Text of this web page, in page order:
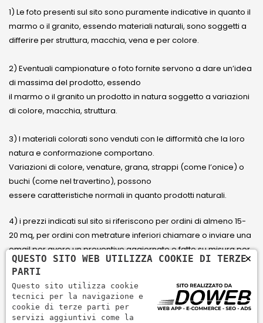
1) Le foto presenti sul sito sono puramente indicative in quanto il
marmo o il granito, essendo materiali naturali, sono soggetti a
differire per struttura, macchia, vena e per colore.
2) Eventuali campionature o foto fornite servono a dare un’idea
di massima del prodotto, essendo
il marmo o il granito un prodotto in natura soggetto a variazioni
di colore, macchia, struttura.
3) I materiali colorati sono venduti con le difformità che la loro
natura e conformazione comportano.
Variazioni di colore, venature, grana, strappi (come l’onice) o
buchi (come nel travertino), possono
essere caratteristiche normali in quanto prodotti naturali.
4) i prezzi indicati sul sito si riferiscono per ordini di almeno 15-
20 mq, per ordini con metrature inferiori chiamare o inviare una
email per avere un preventivo aggiornato e fatto su misura per
il cliente.
5) Paga con Carta di credito Visa, Visa Electron, Maestro,
Mastercard tramite il circuito PayPal. PayPal serve per pagare,
inviare denaro e accettare pagamenti in modo rapido,
×
QUESTO SITO WEB UTILIZZA COOKIE DI TERZE
PARTI
Questo sito utilizza cookie
tecnici per la navigazione e
cookie di terze parti per
servizi aggiuntivi come la